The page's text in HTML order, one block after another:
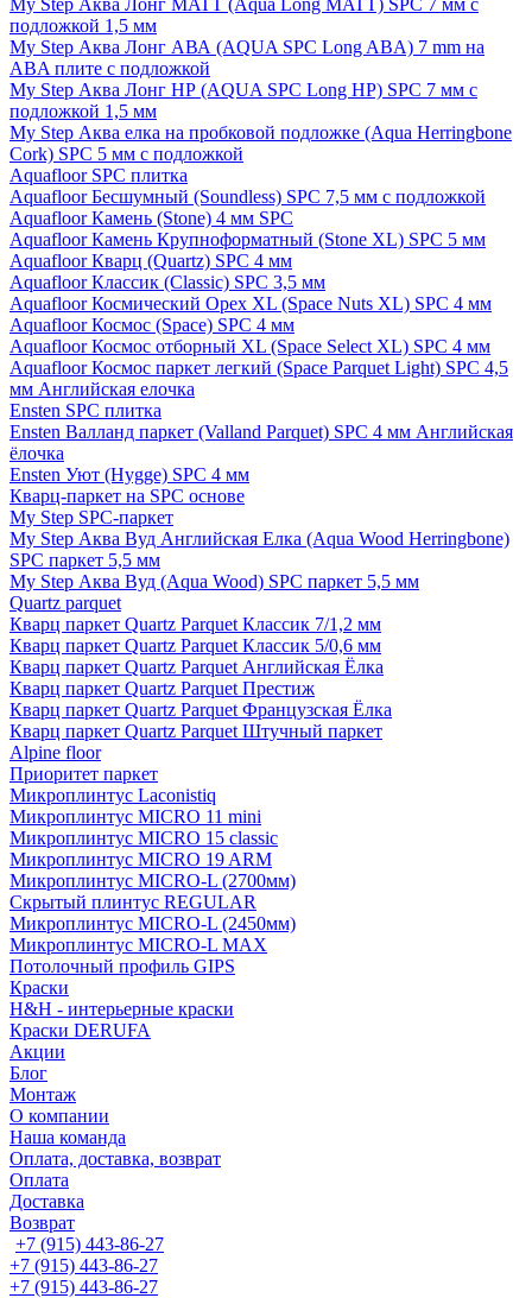
My Step Аква Лонг MATT (Aqua Long MATT) SPC 7 мм с
подложкой 1,5 мм
My Step Аква Лонг АВА (AQUA SPC Long ABA) 7 mm на
ABA плите с подложкой
My Step Аква Лонг НР (AQUA SPC Long HP) SPC 7 мм с
подложкой 1,5 мм
My Step Аква елка на пробковой подложке (Aqua Herringbone
Cork) SPC 5 мм с подложкой
Aquafloor SPC плитка
Aquafloor Бесшумный (Soundless) SPC 7,5 мм с подложкой
Aquafloor Камень (Stone) 4 мм SPC
Aquafloor Камень Крупноформатный (Stone XL) SPC 5 мм
Aquafloor Кварц (Quartz) SPC 4 мм
Aquafloor Классик (Classic) SPC 3,5 мм
Aquafloor Космический Орех XL (Space Nuts XL) SPC 4 мм
Aquafloor Космос (Space) SPC 4 мм
Aquafloor Космос отборный XL (Space Select XL) SPC 4 мм
Aquafloor Космос паркет легкий (Space Parquet Light) SPC 4,5
мм Английская елочка
Ensten SPC плитка
Ensten Валланд паркет (Valland Parquet) SPC 4 мм Английская
ёлочка
Ensten Уют (Hygge) SPC 4 мм
Кварц-паркет на SPC основе
My Step SPC-паркет
My Step Аква Вуд Английская Елка (Aqua Wood Herringbone)
SPC паркет 5,5 мм
My Step Аква Вуд (Aqua Wood) SPC паркет 5,5 мм
Quartz parquet
Кварц паркет Quartz Parquet Классик 7/1,2 мм
Кварц паркет Quartz Parquet Классик 5/0,6 мм
Кварц паркет Quartz Parquet Английская Ёлка
Кварц паркет Quartz Parquet Престиж
Кварц паркет Quartz Parquet Французская Ёлка
Кварц паркет Quartz Parquet Штучный паркет
Alpine floor
Приоритет паркет
Микроплинтус Laconistiq
Микроплинтус MICRO 11 mini
Микроплинтус MICRO 15 classic
Микроплинтус MICRO 19 ARM
Микроплинтус MICRO-L (2700мм)
Скрытый плинтус REGULAR
Микроплинтус MICRO-L (2450мм)
Микроплинтус MICRO-L MAX
Потолочный профиль GIPS
Краски
H&H - интерьерные краски
Краски DERUFA
Акции
Блог
Монтаж
О компании
Наша команда
Оплата, доставка, возврат
Оплата
Доставка
Возврат
+7 (915) 443-86-27
+7 (915) 443-86-27
+7 (915) 443-86-27